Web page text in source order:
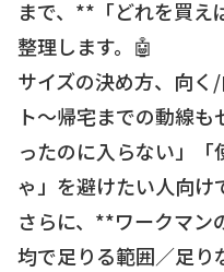
まで、**「どれを買え
整理します。🤖
サイズの決め方、向く
ト〜帰宅までの動線
ったのに入らない」
ゃ」を避けたい人向
さらに、**ワークマン
均で足りる範囲／足